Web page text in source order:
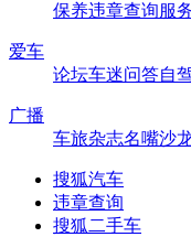
保养违章查询服
爱车
论坛车迷问答自
广播
车旅杂志名嘴沙
搜狐汽车
违章查询
搜狐二手车